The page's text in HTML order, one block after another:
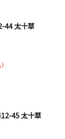
44 太十草
45 太十草